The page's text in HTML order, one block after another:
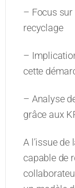
– Focus sur
recyclage
–
cette
– Analyse
grâce aux
A l’issue
capable de